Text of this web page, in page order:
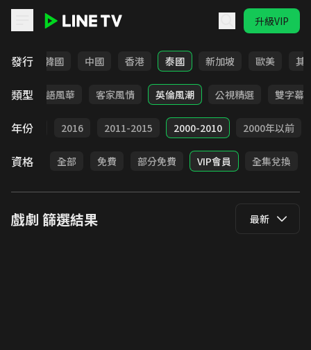
升級VIP
發行
日本 韓國 中國 香港 泰國 新加坡 歐美 其
類型
俠 台語風華 客家風情 英倫風潮 公視精選 雙字幕
年份
2017 2016 2011-2015 2000-2010 2000年以前
資格 全部 免費 部分免費 VIP會員 全集兌換
戲劇 篩選結果 最新